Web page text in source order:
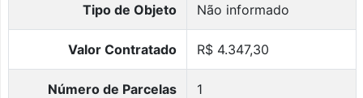
Tipo de Objeto Não informado
Valor Contratado R$ 4.347,30
Número de Parcelas 1